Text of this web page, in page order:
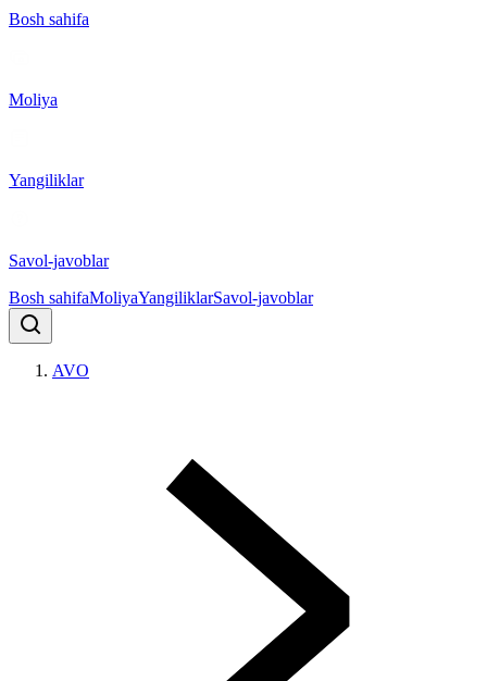
Bosh sahifa
Moliya
Yangiliklar
Savol-javoblar
Bosh sahifaMoliyaYangiliklarSavol-javoblar
AVO